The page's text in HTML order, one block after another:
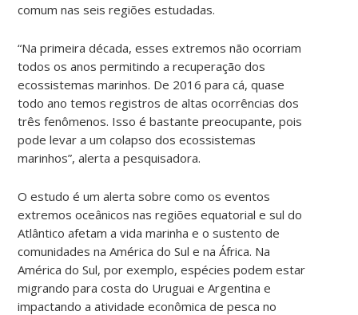
comum nas seis regiões estudadas.
“Na primeira década, esses extremos não ocorriam
todos os anos permitindo a recuperação dos
ecossistemas marinhos. De 2016 para cá, quase
todo ano temos registros de altas ocorrências dos
três fenômenos. Isso é bastante preocupante, pois
pode levar a um colapso dos ecossistemas
marinhos”, alerta a pesquisadora.
O estudo é um alerta sobre como os eventos
extremos oceânicos nas regiões equatorial e sul do
Atlântico afetam a vida marinha e o sustento de
comunidades na América do Sul e na África. Na
América do Sul, por exemplo, espécies podem estar
migrando para costa do Uruguai e Argentina e
impactando a atividade econômica de pesca no